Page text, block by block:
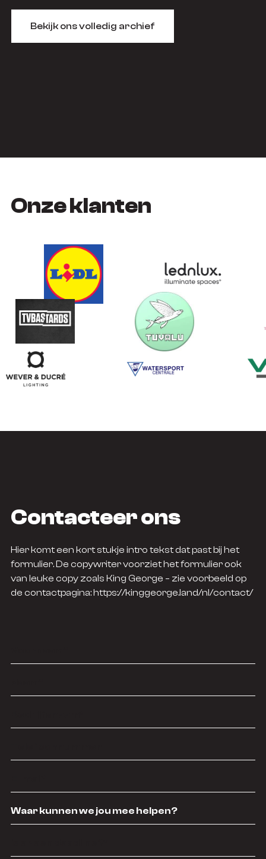
Bekijk ons volledig archief
Onze klanten
Contacteer ons
Hier komt een kort stukje intro tekst dat past bij het
formulier. De copywriter voorziet het formulier ook
van leuke copy zoals King George – zie voorbeeld op
de contactpagina: https://kinggeorge.land/nl/contact/